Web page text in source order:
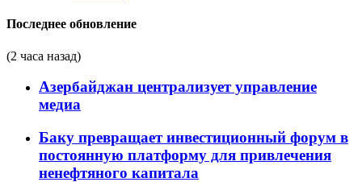
Последнее обновление
(2 часа назад)
Азербайджан централизует управление
медиа
Баку превращает инвестиционный форум в
постоянную платформу для привлечения
ненефтяного капитала